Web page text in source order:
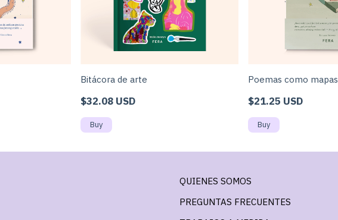
Bitácora de arte
$32.08 USD
Poemas como mapas
$21.25 USD
QUIENES SOMOS
PREGUNTAS FRECUENTES